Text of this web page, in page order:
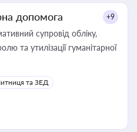
допомога +9
супровід обліку,
та утилізації гуманітарної
та ЗЕД